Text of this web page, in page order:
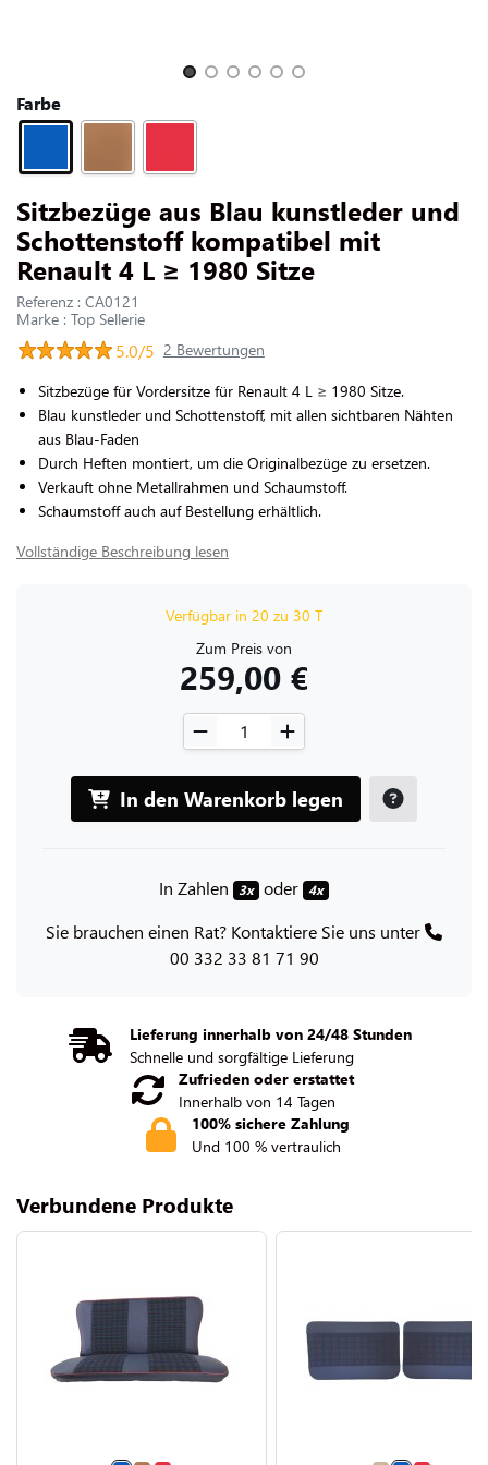
Slide 1 of 6
Farbe
Sitzbezüge aus Blau kunstleder und
Schottenstoff kompatibel mit
Renault 4 L ≥ 1980 Sitze
Referenz : CA0121
Marke : Top Sellerie
5.0/5 2 Bewertungen
Sitzbezüge für Vordersitze für Renault 4 L ≥ 1980 Sitze.
Blau kunstleder und Schottenstoff, mit allen sichtbaren Nähten
aus Blau-Faden
Durch Heften montiert, um die Originalbezüge zu ersetzen.
Verkauft ohne Metallrahmen und Schaumstoff.
Schaumstoff auch auf Bestellung erhältlich.
Vollständige Beschreibung lesen
Verfügbar in 20 zu 30 T
Zum Preis von
259,00 €
In den Warenkorb legen
In Zahlen 3x oder 4x
Sie brauchen einen Rat? Kontaktiere Sie uns unter
00 332 33 81 71 90
Lieferung innerhalb von 24/48 Stunden
Schnelle und sorgfältige Lieferung
Zufrieden oder erstattet
Innerhalb von 14 Tagen
100% sichere Zahlung
Und 100 % vertraulich
Verbundene Produkte